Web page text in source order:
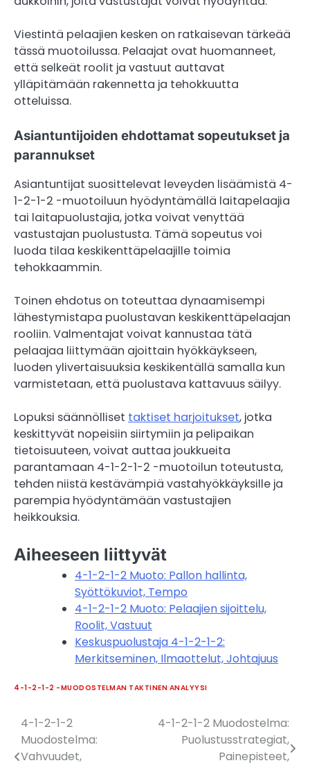
Viestintä pelaajien kesken on ratkaisevan tärkeää
tässä muotoilussa. Pelaajat ovat huomanneet,
että selkeät roolit ja vastuut auttavat
ylläpitämään rakennetta ja tehokkuutta
otteluissa.
Asiantuntijoiden ehdottamat sopeutukset ja
parannukset
Asiantuntijat suosittelevat leveyden lisäämistä 4-
1-2-1-2 -muotoiluun hyödyntämällä laitapelaajia
tai laitapuolustajia, jotka voivat venyttää
vastustajan puolustusta. Tämä sopeutus voi
luoda tilaa keskikenttäpelaajille toimia
tehokkaammin.
Toinen ehdotus on toteuttaa dynaamisempi
lähestymistapa puolustavan keskikenttäpelaajan
rooliin. Valmentajat voivat kannustaa tätä
pelaajaa liittymään ajoittain hyökkäykseen,
luoden ylivertaisuuksia keskikentällä samalla kun
varmistetaan, että puolustava kattavuus säilyy.
Lopuksi säännölliset taktiset harjoitukset, jotka
keskittyvät nopeisiin siirtymiin ja pelipaikan
tietoisuuteen, voivat auttaa joukkueita
parantamaan 4-1-2-1-2 -muotoilun toteutusta,
tehden niistä kestävämpiä vastahyökkäyksille ja
parempia hyödyntämään vastustajien
heikkouksia.
Aiheeseen liittyvät
4-1-2-1-2 Muoto: Pallon hallinta,
Syöttökuviot, Tempo
4-1-2-1-2 Muoto: Pelaajien sijoittelu,
Roolit, Vastuut
Keskuspuolustaja 4-1-2-1-2:
Merkitseminen, Ilmaottelut, Johtajuus
4-1-2-1-2 -MUODOSTELMAN TAKTINEN ANALYYSI
Post
navigation
4-1-2-1-2
Muodostelma:
Vahvuudet,
4-1-2-1-2 Muodostelma:
Puolustusstrategiat,
Painepisteet,